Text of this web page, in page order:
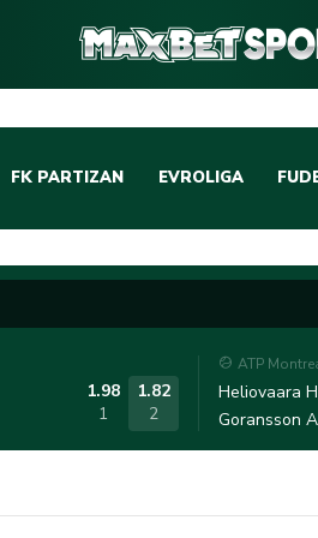
FK PARTIZAN EVROLIGA
1.98
1
1.82
2
ATP
Heliovaara
Goransson